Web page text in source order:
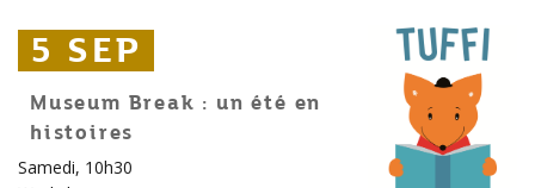
5 SEP
5 SEP
5 SEP
Museum Break : un été en
histoires
Samedi, 10h30